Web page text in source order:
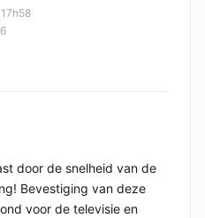
door de snelheid van de
Bevestiging van deze
voor de televisie en